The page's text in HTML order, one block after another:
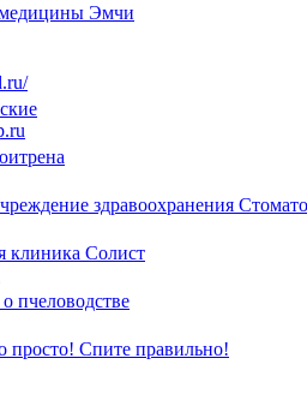
Эмчи
здравоохранения
клиника Солист
пчеловодстве
просто! Спите правильно!